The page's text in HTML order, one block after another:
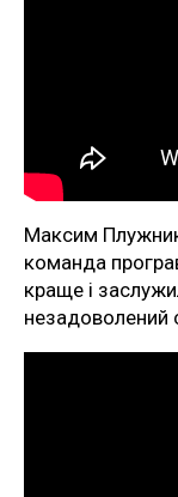
Максим
команда
краще і
незадоволений